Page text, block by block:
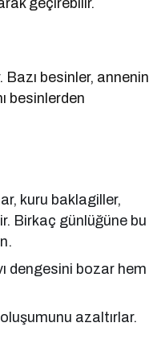
geçirebilir.
besinler, annenin
besinlerden
kuru baklagiller,
Birkaç günlüğüne bu
dengesini bozar hem
azaltırlar.